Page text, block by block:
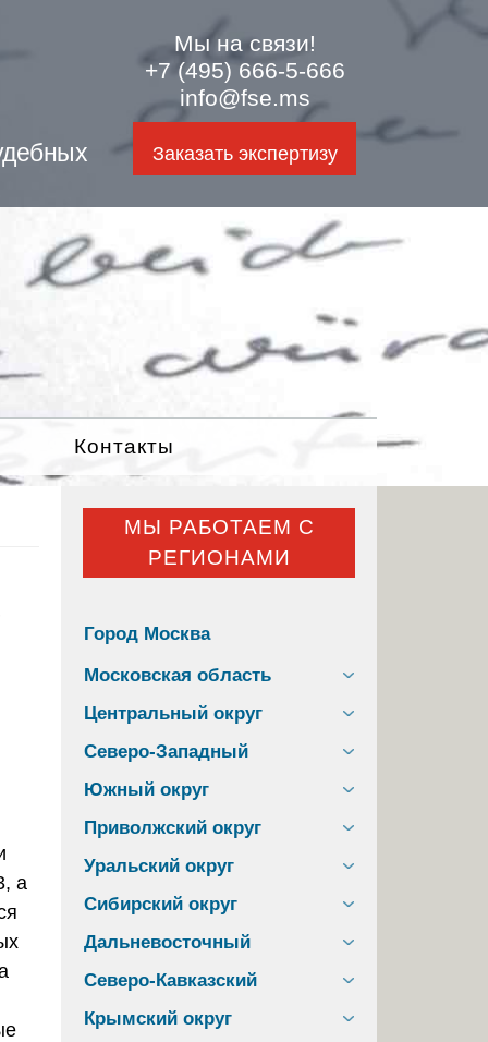
Мы на связи!
+7 (495) 666-5-666
info@fse.ms
Заказать экспертизу
Контакты
а
МЫ РАБОТАЕМ С
РЕГИОНАМИ
Город Москва
Московская область
Центральный округ
Северо-Западный
Южный округ
Приволжский округ
Уральский округ
Сибирский округ
Дальневосточный
Северо-Кавказский
Крымский округ